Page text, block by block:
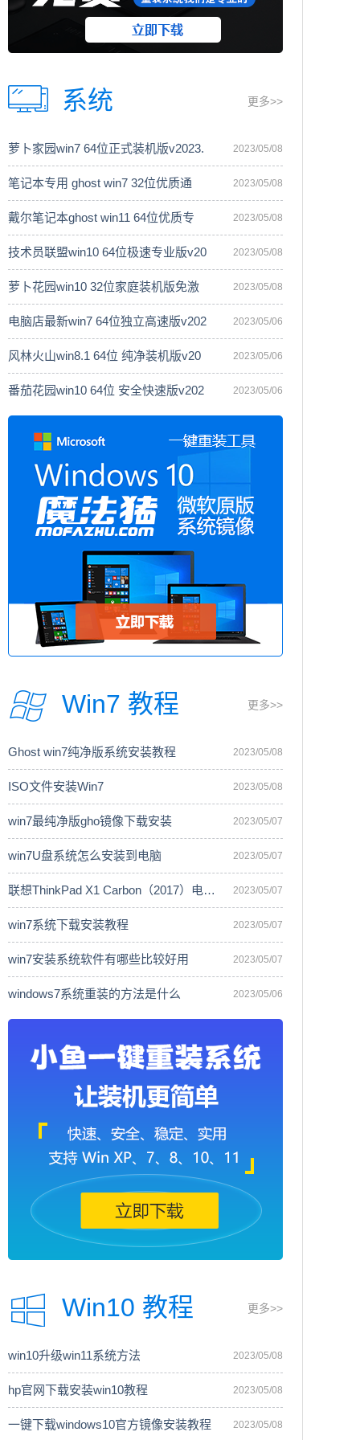
系统 更多>>
萝卜家园win7 64位正式装机版v2023. 2023/05/08
笔记本专用 ghost win7 32位优质通 2023/05/08
戴尔笔记本ghost win11 64位优质专 2023/05/08
技术员联盟win10 64位极速专业版v20 2023/05/08
萝卜花园win10 32位家庭装机版免激 2023/05/08
电脑店最新win7 64位独立高速版v202 2023/05/06
风林火山win8.1 64位 纯净装机版v20 2023/05/06
番茄花园win10 64位 安全快速版v202 2023/05/06
Win7 教程 更多>>
Ghost win7纯净版系统安装教程 2023/05/08
ISO文件安装Win7 2023/05/08
win7最纯净版gho镜像下载安装 2023/05/07
win7U盘系统怎么安装到电脑 2023/05/07
联想ThinkPad X1 Carbon（2017）电脑安 2023/05/07
win7系统下载安装教程 2023/05/07
win7安装系统软件有哪些比较好用 2023/05/07
windows7系统重装的方法是什么 2023/05/06
Win10 教程 更多>>
win10升级win11系统方法 2023/05/08
hp官网下载安装win10教程 2023/05/08
一键下载windows10官方镜像安装教程 2023/05/08